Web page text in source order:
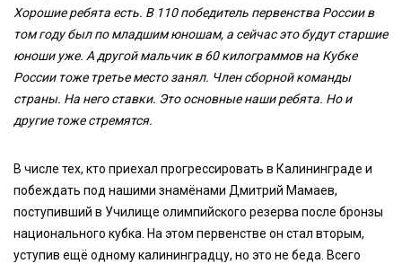
Хорошие ребята есть. В 110 победитель первенства России в
том году был по младшим юношам, а сейчас это будут старшие
юноши уже. А другой мальчик в 60 килограммов на Кубке
России тоже третье место занял. Член сборной команды
страны. На него ставки. Это основные наши ребята. Но и
другие тоже стремятся.
В числе тех, кто приехал прогрессировать в Калининграде и
побеждать под нашими знамёнами Дмитрий Мамаев,
поступивший в Училище олимпийского резерва после бронзы
национального кубка. На этом первенстве он стал вторым,
уступив ещё одному калининградцу, но это не беда. Всего